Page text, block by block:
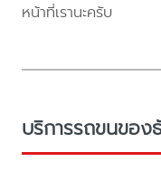
หน้าที่เรานะครับ
บริการรถขนขอ